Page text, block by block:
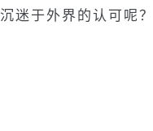
迷于外界的认可呢？